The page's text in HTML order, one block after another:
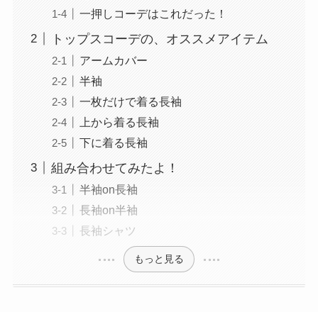
一押しコーデはこれだった！
トップスコーデの、オススメアイテム
アームカバー
半袖
一枚だけで着る長袖
上から着る長袖
下に着る長袖
組み合わせてみたよ！
半袖on長袖
長袖on半袖
長袖シャツ
もっと見る